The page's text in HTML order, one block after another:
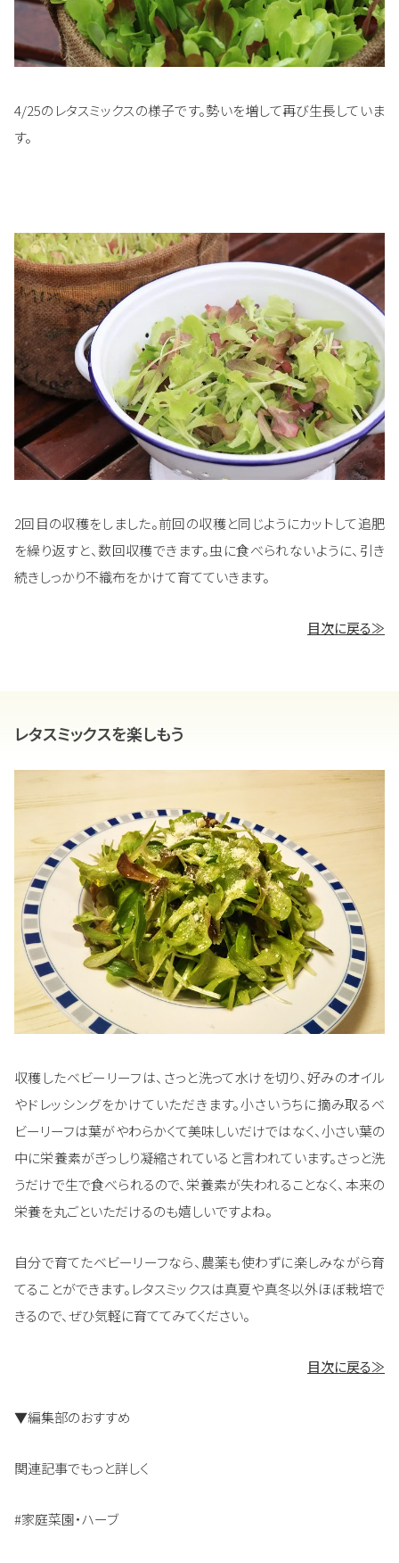
4/25のレタスミックスの様子です。勢いを増して再び生長していま
す。
2回目の収穫をしました。前回の収穫と同じようにカットして追肥
を繰り返すと、数回収穫できます。虫に食べられないように、引き
続きしっかり不織布をかけて育てていきます。
目次に戻る≫
レタスミックスを楽しもう
収穫したベビーリーフは、さっと洗って水けを切り、好みのオイル
やドレッシングをかけていただきます。小さいうちに摘み取るベ
ビーリーフは葉がやわらかくて美味しいだけではなく、小さい葉の
中に栄養素がぎっしり凝縮されていると言われています。さっと洗
うだけで生で食べられるので、栄養素が失われることなく、本来の
栄養を丸ごといただけるのも嬉しいですよね。
自分で育てたベビーリーフなら、農薬も使わずに楽しみながら育
てることができます。レタスミックスは真夏や真冬以外ほぼ栽培で
きるので、ぜひ気軽に育ててみてください。
目次に戻る≫
▼編集部のおすすめ
関連記事でもっと詳しく
#家庭菜園・ハーブ